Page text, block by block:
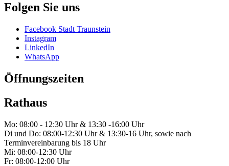
Folgen Sie uns
Facebook Stadt Traunstein
Instagram
LinkedIn
WhatsApp
Öffnungszeiten
Rathaus
Mo: 08:00 - 12:30 Uhr & 13:30 -16:00 Uhr
Di und Do: 08:00-12:30 Uhr & 13:30-16 Uhr, sowie nach
Terminvereinbarung bis 18 Uhr
Mi: 08:00-12:30 Uhr
Fr: 08:00-12:00 Uhr